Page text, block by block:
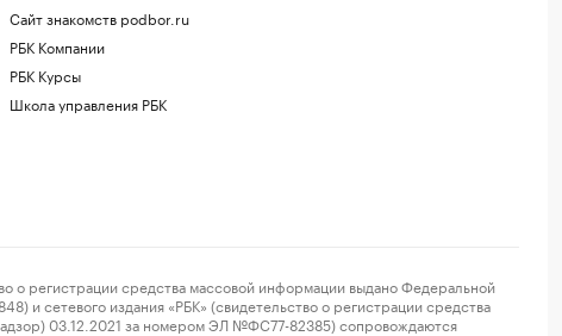
Сайт знакомств podbor.ru
РБК Компании
РБК Курсы
Школа управления РБК
средства массовой информации выдано Федеральной
и сетевого издания «РБК» (свидетельство о регистрации средства
03.12.2021 за номером ЭЛ №ФС77-82385) сопровождаются